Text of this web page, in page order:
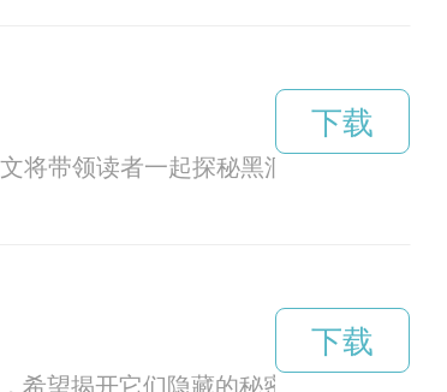
将带领读者一起探秘黑洞vp的神秘世界
下载
希望揭开它们隐藏的秘密。
下载